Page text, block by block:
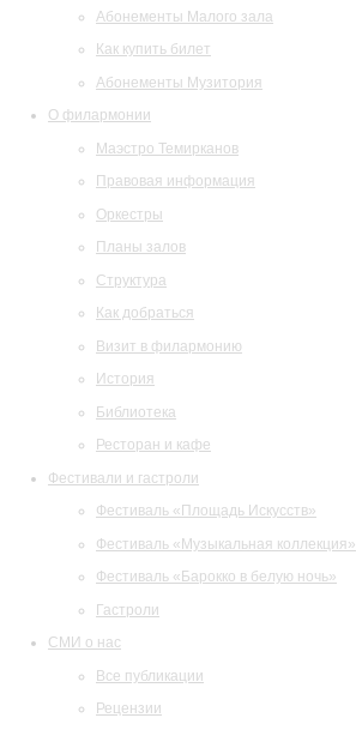
Абонементы Малого зала
Как купить билет
Абонементы Музитория
О филармонии
Маэстро Темирканов
Правовая информация
Оркестры
Планы залов
Структура
Как добраться
Визит в филармонию
История
Библиотека
Ресторан и кафе
Фестивали и гастроли
Фестиваль «Площадь Искусств»
Фестиваль «Музыкальная коллекция»
Фестиваль «Барокко в белую ночь»
Гастроли
СМИ о нас
Все публикации
Рецензии